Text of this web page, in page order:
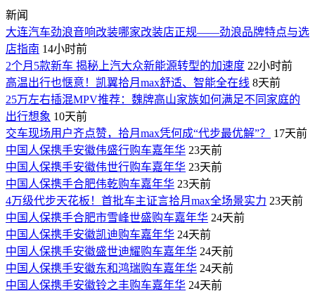
新闻
大连汽车劲浪音响改装哪家改装店正规——劲浪品牌特点与选
店指南 14小时前
2个月5款新车 揭秘上汽大众新能源转型的加速度 22小时前
高温出行也惬意！凯翼拾月max舒适、智能全在线 8天前
25万左右插混MPV推荐：魏牌高山家族如何满足不同家庭的
出行想象 10天前
交车现场用户齐点赞，拾月max凭何成“代步最优解”？
17天前
中国人保携手安徽伟盛行购车嘉年华 23天前
中国人保携手安徽伟世行购车嘉年华 23天前
中国人保携手合肥伟乾购车嘉年华 23天前
4万级代步天花板！首批车主证言拾月max全场景实力 23天前
中国人保携手合肥市雪峰世盛购车嘉年华 24天前
中国人保携手安徽凯迪购车嘉年华 24天前
中国人保携手安徽盛世迪耀购车嘉年华 24天前
中国人保携手安徽东和鸿瑞购车嘉年华 24天前
中国人保携手安徽铃之丰购车嘉年华 24天前